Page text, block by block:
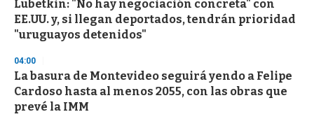
Lubetkin: "No hay negociación concreta" con
EE.UU. y, si llegan deportados, tendrán prioridad
"uruguayos detenidos"
04:00
La basura de Montevideo seguirá yendo a Felipe
Cardoso hasta al menos 2055, con las obras que
prevé la IMM